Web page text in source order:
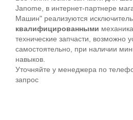
Janome, в интернет-партнере
Машин" реализуются
квалифицированными
технические запчасти, возможно
самостоятельно, при наличии
навыков.
Уточняйте у менеджера по
запрос